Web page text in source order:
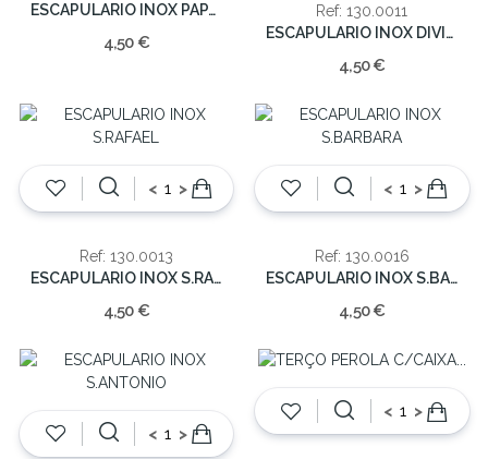
ESCAPULARIO INOX PAPA FRANCISCO
4,50 €
Ref: 130.0011
ESCAPULARIO INOX DIVINO PAI
4,50 €
< >
Ref: 130.0013
ESCAPULARIO INOX S.RAFAEL
4,50 €
< >
Ref: 130.0016
ESCAPULARIO INOX S.BARBARA
4,50 €
< >
< >